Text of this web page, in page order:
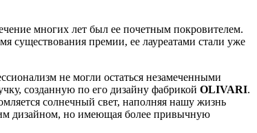
многих лет был ее почетным покровителем.
существования премии, ее лауреатами стали уже
не могли остаться незамеченными
созданную по его дизайну фабрикой OLIVARI.
солнечный свет, наполняя нашу жизнь
дизайном, но имеющая более привычную